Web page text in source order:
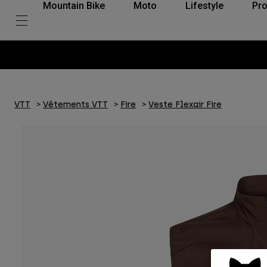
Mountain Bike Moto Lifestyle
VTT Vêtements VTT Fire Veste Flexair Fire